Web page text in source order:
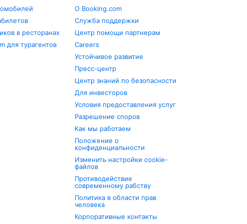
в ресторанах
для турагентов
О Booking.com
Служба поддержки
Центр помощи партнерам
Careers
Устойчивое развитие
Пресс-центр
Центр знаний по безопасности
Для инвесторов
Условия предоставления услуг
Разрешение споров
Как мы работаем
Положение о
конфиденциальности
Изменить настройки cookie-
файлов
Противодействие
современному рабству
Политика в области прав
человека
Корпоративные контакты